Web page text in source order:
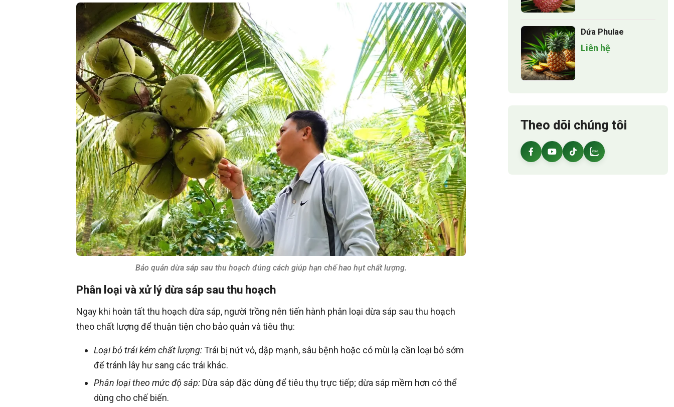
Bảo quản dừa sáp sau thu hoạch đúng cách giúp hạn chế hao hụt chất lượng.
Phân loại và xử lý dừa sáp sau thu hoạch
Ngay khi hoàn tất thu hoạch dừa sáp, người trồng nên tiến hành phân loại dừa sáp sau thu hoạch
theo chất lượng để thuận tiện cho bảo quản và tiêu thụ:
Loại bỏ trái kém chất lượng:Trái bị nứt vỏ, dập mạnh, sâu bệnh hoặc có mùi lạ cần loại bỏ sớm
để tránh lây hư sang các trái khác.
Phân loại theo mức độ sáp: Dừa sáp đặc dùng để tiêu thụ trực tiếp; dừa sáp mềm hơn có thể
dùng cho chế biến.
Dứa Phulae
Liên hệ
Theo dõi chúng tôi